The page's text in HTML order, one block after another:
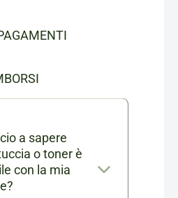
a sapere
o toner è
con la mia